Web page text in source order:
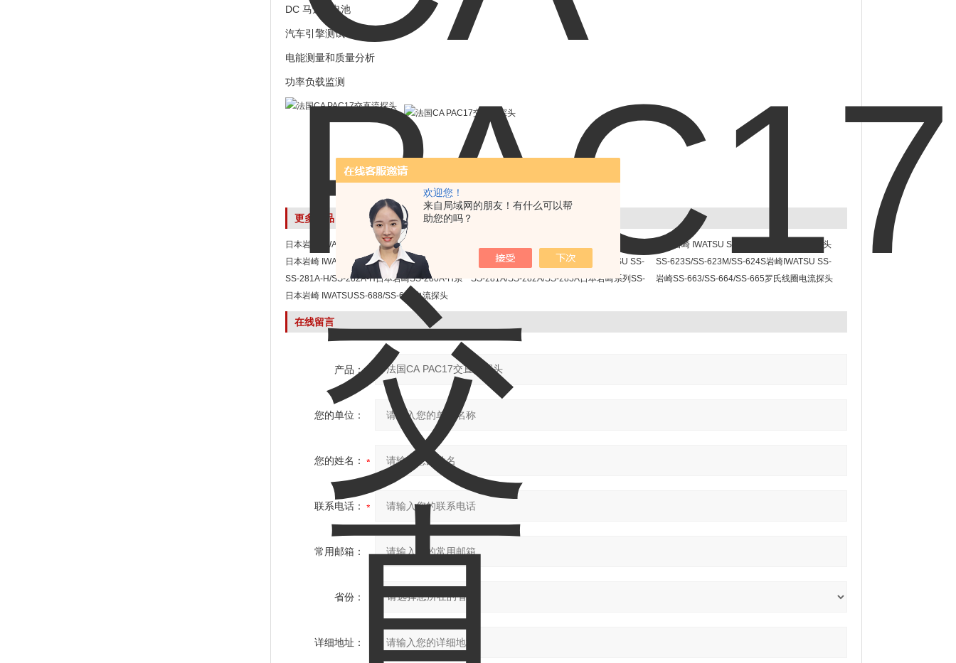
欢迎您！
来自局域网的朋友！有什么可以帮
助您的吗？
DC 马达 , 电池
汽车引擎测试
电能测量和质量分析
功率负载监测
更多产品
日本岩崎 IWATSU SS-560/SS-570交直流探头
日本岩崎 IWATSU SS-520/SS-521 交直流探头
日本岩崎 IWATSU SS-530/SS-531 交直流探头
SS-293S/SS-293L/SS-294S岩崎IWATSU SS-
290系列罗氏线圈电流探头
SS-623S/SS-623M/SS-624S岩崎IWATSU SS-
620系列罗氏线圈电流探头
SS-281A-H/SS-282A-H日本岩崎SS-280A-H系
列罗氏线圈电流探头
SS-281A/SS-282A/SS-283A日本岩崎系列SS-
岩崎SS-663/SS-664/SS-665罗氏线圈电流探头
日本岩崎 IWATSUSS-688/SS-689电流探头
在线留言
产品：
您的单位：
您的姓名：
联系电话：
常用邮箱：
省份：
详细地址：